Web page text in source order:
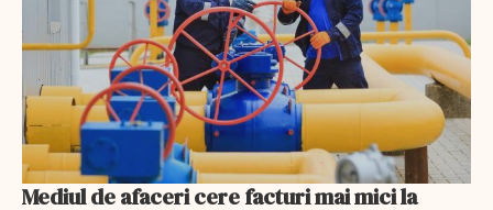
Mediul de afaceri cere facturi mai mici la